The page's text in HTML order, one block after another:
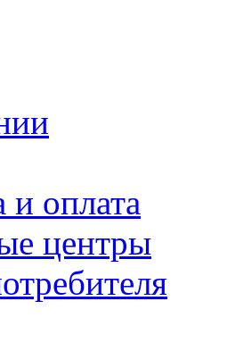
и оплата
центры